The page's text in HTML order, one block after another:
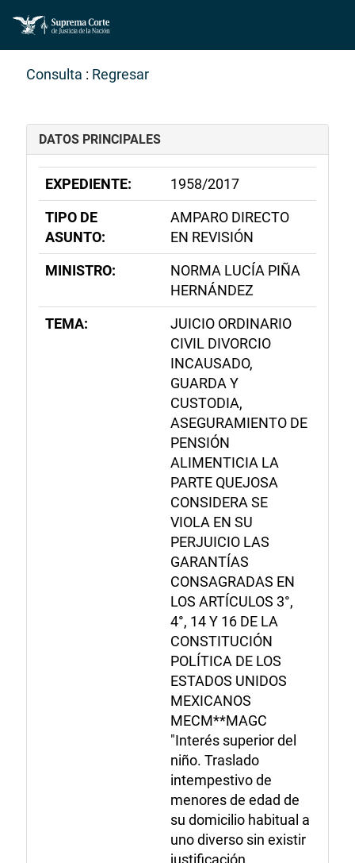
Consulta : Regresar
DATOS PRINCIPALES
EXPEDIENTE:
1958/2017
TIPO DE
ASUNTO:
AMPARO DIRECTO
EN REVISIÓN
MINISTRO:
NORMA LUCÍA PIÑA
HERNÁNDEZ
TEMA:
JUICIO ORDINARIO
CIVIL DIVORCIO
INCAUSADO,
GUARDA Y
CUSTODIA,
ASEGURAMIENTO DE
PENSIÓN
ALIMENTICIA LA
PARTE QUEJOSA
CONSIDERA SE
VIOLA EN SU
PERJUICIO LAS
GARANTÍAS
CONSAGRADAS EN
LOS ARTÍCULOS 3°,
4°, 14 Y 16 DE LA
CONSTITUCIÓN
POLÍTICA DE LOS
ESTADOS UNIDOS
MEXICANOS
MECM**MAGC
"Interés superior del
niño. Traslado
intempestivo de
menores de edad de
su domicilio habitual a
uno diverso sin existir
justificación